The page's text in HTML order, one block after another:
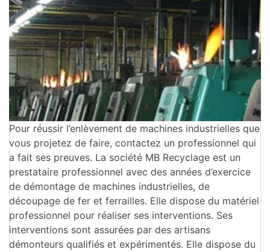
Pour réussir l’enlèvement de machines industrielles que
vous projetez de faire, contactez un professionnel qui
a fait ses preuves. La société MB Recyclage est un
prestataire professionnel avec des années d’exercice
de démontage de machines industrielles, de
découpage de fer et ferrailles. Elle dispose du matériel
professionnel pour réaliser ses interventions. Ses
interventions sont assurées par des artisans
démonteurs qualifiés et expérimentés. Elle dispose du